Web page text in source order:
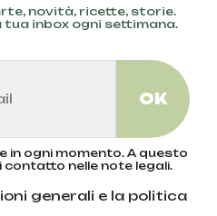
novità, ricette, storie.
tua inbox ogni settimana.
in ogni momento. A questo
contatto nelle note legali.
generali e la politica